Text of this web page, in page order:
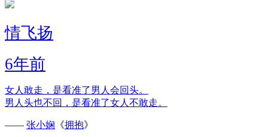
情飞扬
6年前
女人敢走，是看准了男人会回头。
男人头也不回，是看准了女人不敢走。
—— 张小娴 《拥抱》